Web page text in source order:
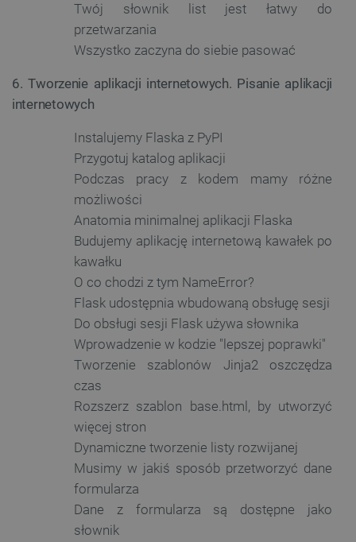
Twój słownik list jest łatwy do
przetwarzania
Wszystko zaczyna do siebie pasować
6. Tworzenie aplikacji internetowych. Pisanie aplikacji
internetowych
Instalujemy Flaska z PyPI
Przygotuj katalog aplikacji
Podczas pracy z kodem mamy różne
możliwości
Anatomia minimalnej aplikacji Flaska
Budujemy aplikację internetową kawałek po
kawałku
O co chodzi z tym NameError?
Flask udostępnia wbudowaną obsługę sesji
Do obsługi sesji Flask używa słownika
Wprowadzenie w kodzie "lepszej poprawki"
Tworzenie szablonów Jinja2 oszczędza
czas
Rozszerz szablon base.html, by utworzyć
więcej stron
Dynamiczne tworzenie listy rozwijanej
Musimy w jakiś sposób przetworzyć dane
formularza
Dane z formularza są dostępne jako
słownik
__cf_bm
Cloudflare Inc.
PHPSESSID
PHP.net
botland.com.pl
_smvs